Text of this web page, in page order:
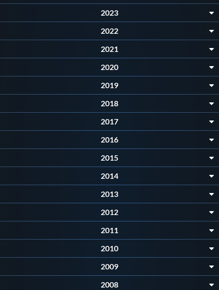
GUG
Centri Federali
Area Legislativa
Qualità
2023
2022
2021
2020
2019
2018
2017
2016
2015
2014
2013
2012
2011
2010
2009
2008